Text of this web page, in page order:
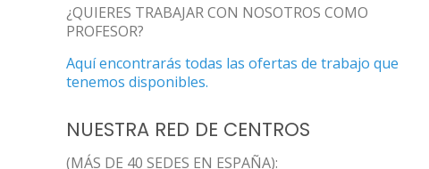
¿QUIERES TRABAJAR CON NOSOTROS COMO
PROFESOR?
Aquí encontrarás todas las ofertas de trabajo que
tenemos disponibles.
NUESTRA RED DE CENTROS
(MÁS DE 40 SEDES EN ESPAÑA):